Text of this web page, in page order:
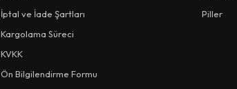
İptal ve İade Şartları
Kargolama Süreci
KVKK
Ön Bilgilendirme Formu
Piller